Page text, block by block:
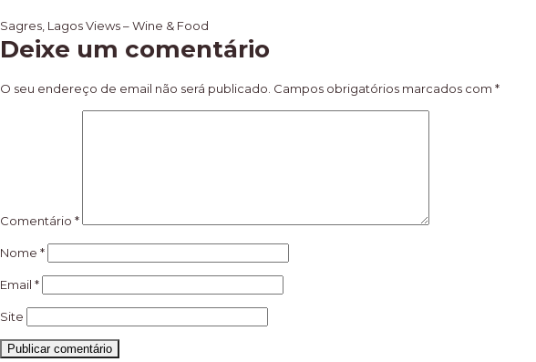
Navegação
de
artigos
Sagres, Lagos Views – Wine & Food
Deixe um comentário
O seu endereço de email não será publicado. Campos obrigatórios marcados com *
Comentário *
Nome *
Email *
Site